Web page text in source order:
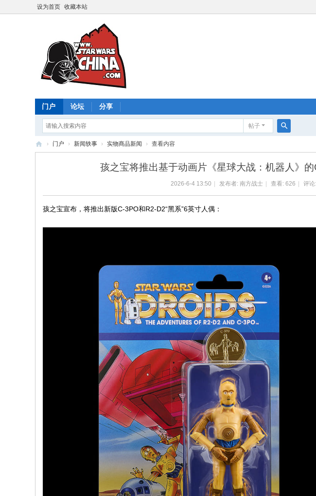
设为首页 收藏本站
门户 论坛 分享
帖子
索
› 门户 › 新闻轶事 › 实物商品新闻 › 查看内容
孩之宝将推出基于动画片《星球大战：机器人》
2026-6-4 13:50 发布者: 南方战士 查看: 626 评论
孩之宝宣布，将推出新版C-3PO和R2-D2“黑系”6英寸人偶：